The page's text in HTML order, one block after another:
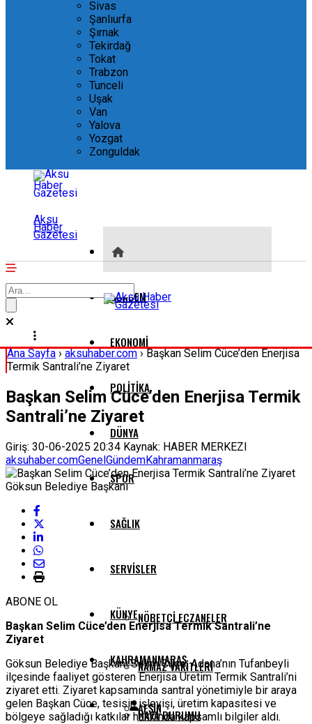
Sivas
Şanlıurfa
Şırnak
Tekirdağ
Tokat
Trabzon
Tunceli
Uşak
Van
Yalova
Yozgat
Zonguldak
Aksu
Haber
Gazetesi
GÜNDEM
EKONOMI
POLITIKA
DÜNYA
SPOR
SAĞLIK
SERVISLER
NÖBETÇI ECZANELER
NAMAZ VAKITLERI
HAVA DURUMU
KÜNYE
KAHRAMANMARAŞ
AFŞIN
Ana Sayfa›aksuhaber.com›Başkan Selim Cüce’den Enerjisa
Termik Santrali’ne Ziyaret
Başkan Selim Cüce’den Enerjisa Termik
Santrali’ne Ziyaret
Giriş: 30-06-2025 20:34 Kaynak: HABER MERKEZI
aksuhaber.comGenelGündemKahramanmaraş
ABONE OL
Başkan Selim Cüce’den Enerjisa Termik Santrali’ne
Ziyaret
Göksun Belediye Başkanı Selim Cüce, Adana’nın Tufanbeyli
ilçesinde faaliyet gösteren Enerjisa Üretim Termik Santrali’ni
ziyaret etti. Ziyaret kapsamında santral yönetimiyle bir araya
gelen Başkan Cüce, tesisin işleyişi, üretim kapasitesi ve
bölgeye sağladığı katkılar hakkında kapsamlı bilgiler aldı.